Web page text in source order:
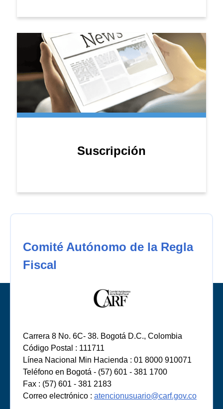
Suscripción
Comité Autónomo de la Regla
Fiscal
Carrera 8 No. 6C- 38. Bogotá D.C., Colombia
Código Postal : 111711
Línea Nacional Min Hacienda : 01 8000 910071
Teléfono en Bogotá - (57) 601 - 381 1700
Fax : (57) 601 - 381 2183
Correo electrónico : atencionusuario@carf.gov.co